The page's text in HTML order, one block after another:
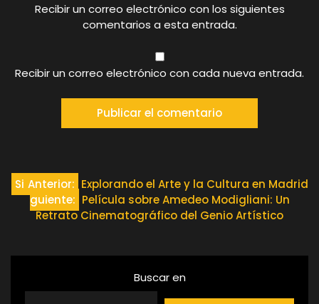
Recibir un correo electrónico con los siguientes
comentarios a esta entrada.
Recibir un correo electrónico con cada nueva entrada.
Navegación
Anterior: Explorando el Arte y la Cultura en Madrid
Si
guiente: Película sobre Amedeo Modigliani: Un
Retrato Cinematográfico del Genio Artístico
Buscar en